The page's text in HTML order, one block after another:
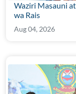
Waziri Masauni
wa Rais
Aug 04, 2026